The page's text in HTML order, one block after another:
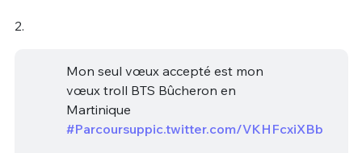
2.
Mon seul vœux accepté est mon
vœux troll BTS Bûcheron en
Martinique
#Parcoursuppic.twitter.com/VKHFcxiXBb